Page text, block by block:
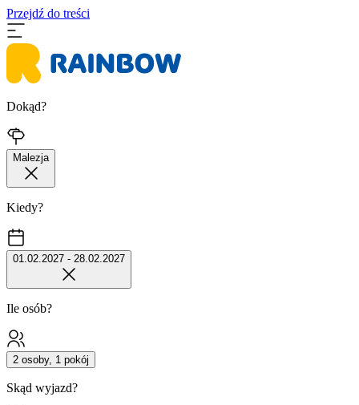
Przejdź do treści
Dokąd?
Malezja
Kiedy?
01.02.2027 - 28.02.2027
Ile osób?
2 osoby, 1 pokój
Skąd wyjazd?